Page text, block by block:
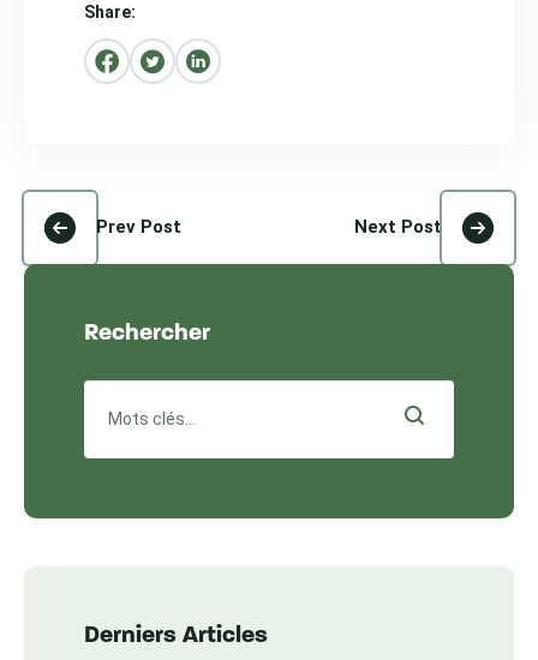
Share:
Prev Post Next Post
Rechercher
Derniers Articles